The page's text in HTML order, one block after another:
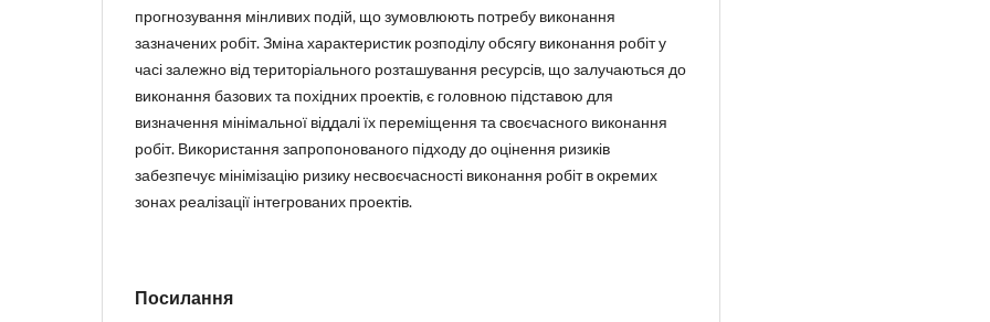
прогнозування мінливих подій, що зумовлюють потребу виконання
зазначених робіт. Зміна характеристик розподілу обсягу виконання робіт у
часі залежно від територіального розташування ресурсів, що залучаються до
виконання базових та похідних проектів, є головною підставою для
визначення мінімальної віддалі їх переміщення та своєчасного виконання
робіт. Використання запропонованого підходу до оцінення ризиків
забезпечує мінімізацію ризику несвоєчасності виконання робіт в окремих
зонах реалізації інтегрованих проектів.
Посилання